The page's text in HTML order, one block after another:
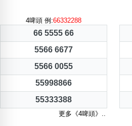
4啤頭 例:66332288
66 5555 66
5566 6677
5566 0055
55998866
55333388
更多《4啤頭》..